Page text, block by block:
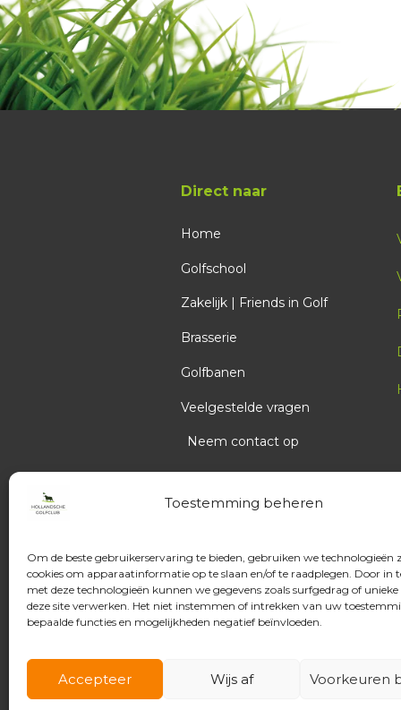
Toestemming beheren
Om de beste gebruikerservaring te bieden, gebruiken we technologieën
cookies om apparaatinformatie op te slaan en/of te raadplegen. Door in
met deze technologieën kunnen we gegevens zoals surfgedrag of unieke
deze site verwerken. Het niet instemmen of intrekken van uw
bepaalde functies en mogelijkheden negatief beïnvloeden.
Accepteer Wijs af Voorkeuren
16:00
16:20
16:50
17:10
17:20
17:40
Direct naar
Home
Golfschool
Zakelijk | Friends in Golf
Brasserie
Golfbanen
Veelgestelde vragen
Neem contact op